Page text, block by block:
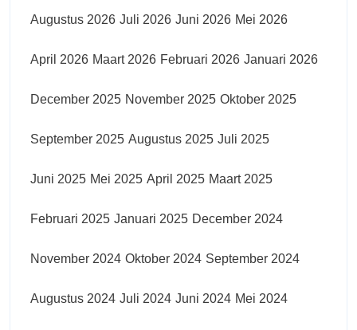
Augustus 2026 Juli 2026 Juni 2026 Mei 2026
April 2026 Maart 2026 Februari 2026 Januari 2026
December 2025 November 2025 Oktober 2025
September 2025 Augustus 2025 Juli 2025
Juni 2025 Mei 2025 April 2025 Maart 2025
Februari 2025 Januari 2025 December 2024
November 2024 Oktober 2024 September 2024
Augustus 2024 Juli 2024 Juni 2024 Mei 2024